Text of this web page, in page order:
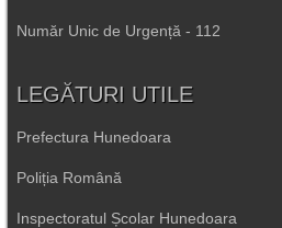
Număr Unic de Urgență - 112
LEGĂTURI UTILE
Prefectura Hunedoara
Poliția Română
Inspectoratul Școlar Hunedoara